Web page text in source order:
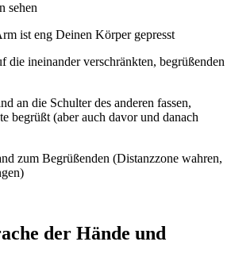
sehen
ist eng Deinen Körper gepresst
die ineinander verschränkten, begrüßenden
an die Schulter des anderen fassen,
begrüßt (aber auch davor und danach
zum Begrüßenden (Distanzzone wahren,
der Hände und